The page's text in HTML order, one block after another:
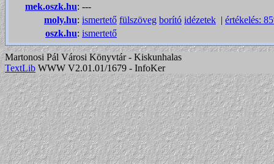
mek.oszk.hu: ---
moly.hu: ismertető fülszöveg borító idézetek | értékelés:
oszk.hu: ismertető
Martonosi Pál Városi Könyvtár - Kiskunhalas
TextLib WWW V2.01.01/1679 - InfoKer